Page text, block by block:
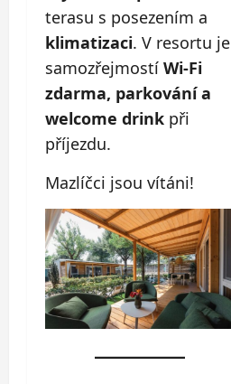
terasu s posezením a
klimatizaci. V resortu je
samozřejmostí Wi-Fi
zdarma, parkování a
welcome drink při
příjezdu.
Mazlíčci jsou vítáni!